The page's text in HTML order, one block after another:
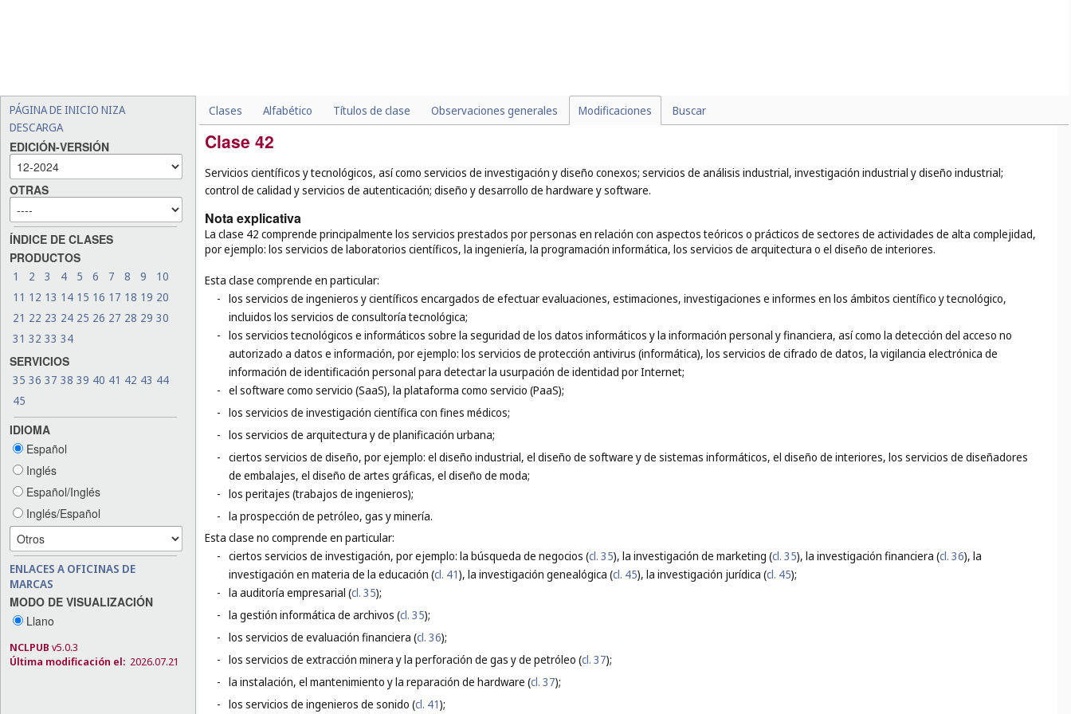
PÁGINA DE INICIO NIZA
DESCARGA
EDICIÓN-VERSIÓN
OTRAS
ÍNDICE DE CLASES
PRODUCTOS
1 2 3 4 5 6 7 8 9
10
11 12 13 14 15 16 17 18 19 20
21 22 23 24 25 26 27 28 29 30
31 32 33 34
SERVICIOS
35 36 37 38 39 40 41 42 43 44
45
IDIOMA
Español
Inglés
Español/Inglés
Inglés/Español
ENLACES A OFICINAS DE
MARCAS
MODO DE VISUALIZACIÓN
Llano
NCLPUB v5.0.3
Última modificación el: 2026.07.21
Clases Alfabético Títulos de clase Observaciones generales Modificaciones Buscar
Clase 42
Servicios científicos y tecnológicos, así como servicios de investigación y diseño conexos; servicios de análisis industrial, investigación industrial y diseño industrial;
control de calidad y servicios de autenticación; diseño y desarrollo de hardware y software.
Nota explicativa
La clase 42 comprende principalmente los servicios prestados por personas en relación con aspectos teóricos o prácticos de sectores de actividades de alta complejidad,
por ejemplo: los servicios de laboratorios científicos, la ingeniería, la programación informática, los servicios de arquitectura o el diseño de interiores.
Esta clase comprende en particular:
- los servicios de ingenieros y científicos encargados de efectuar evaluaciones, estimaciones, investigaciones e informes en los ámbitos científico y tecnológico,
incluidos los servicios de consultoría tecnológica;
- los servicios tecnológicos e informáticos sobre la seguridad de los datos informáticos y la información personal y financiera, así como la detección del acceso no
autorizado a datos e información, por ejemplo: los servicios de protección antivirus (informática), los servicios de cifrado de datos, la vigilancia electrónica de
información de identificación personal para detectar la usurpación de identidad por Internet;
- el software como servicio (SaaS), la plataforma como servicio (PaaS);
- los servicios de investigación científica con fines médicos;
- los servicios de arquitectura y de planificación urbana;
- ciertos servicios de diseño, por ejemplo: el diseño industrial, el diseño de software y de sistemas informáticos, el diseño de interiores, los servicios de diseñadores
de embalajes, el diseño de artes gráficas, el diseño de moda;
- los peritajes (trabajos de ingenieros);
- la prospección de petróleo, gas y minería.
Esta clase no comprende en particular:
- ciertos servicios de investigación, por ejemplo: la búsqueda de negocios (cl. 35), la investigación de marketing (cl. 35), la investigación financiera (cl. 36), la
investigación en materia de la educación (cl. 41), la investigación genealógica (cl. 45), la investigación jurídica (cl. 45);
- la auditoría empresarial (cl. 35);
- la gestión informática de archivos (cl. 35);
- los servicios de evaluación financiera (cl. 36);
- los servicios de extracción minera y la perforación de gas y de petróleo (cl. 37);
- la instalación, el mantenimiento y la reparación de hardware (cl. 37);
- los servicios de ingenieros de sonido (cl. 41);